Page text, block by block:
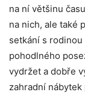
na ní většinu
na nich, ale také
setkání s
pohodlného
vydržet a dobře
zahradní